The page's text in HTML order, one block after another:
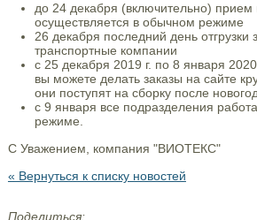
до 24 декабря (включительно) прием
осуществляется в обычном режиме
26 декабря последний день отгрузки
транспортные компании
c 25 декабря 2019 г. по 8 января
вы можете делать заказы на сайте
они поступят на сборку после
с 9 января все подразделения
режиме.
С Уважением, компания "ВИОТЕКС"
« Вернуться к списку новостей
Поделиться: